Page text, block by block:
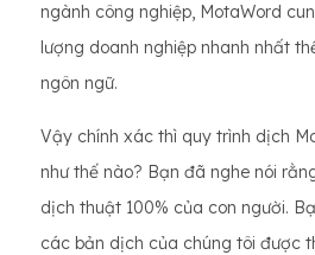
ngành công nghiệp, MotaWord
lượng doanh nghiệp nhanh nhất
ngôn ngữ.
Vậy chính xác thì quy trình dịch
như thế nào? Bạn đã nghe nói
dịch thuật 100% của con người.
các bản dịch của chúng tôi được